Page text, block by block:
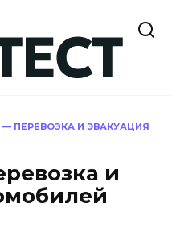
— ПЕРЕВОЗКА И ЭВАКУАЦИЯ
и